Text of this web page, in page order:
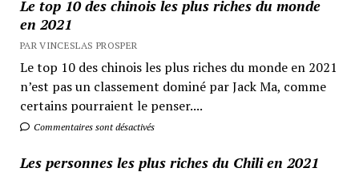
Le top 10 des chinois les plus riches du monde
en 2021
PAR VINCESLAS PROSPER
Le top 10 des chinois les plus riches du monde en 2021
n’est pas un classement dominé par Jack Ma, comme
certains pourraient le penser....
Commentaires sont désactivés
Les personnes les plus riches du Chili en 2021